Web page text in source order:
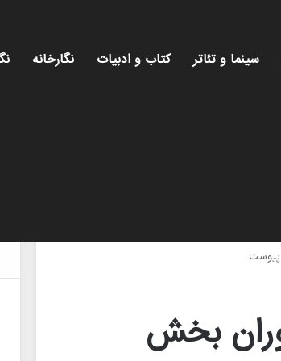
سینما و تئاتر کتاب و ادبیات نگارخانه
پیوست
بخش